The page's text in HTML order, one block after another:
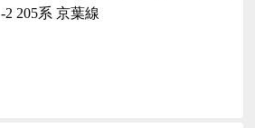
-2 205系 京葉線